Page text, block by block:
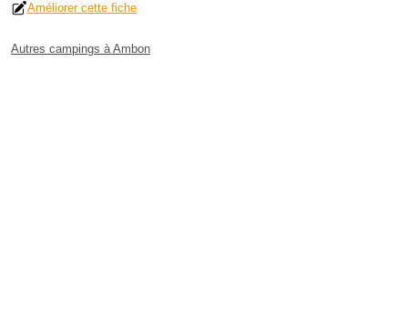
Améliorer cette fiche
Autres campings à Ambon